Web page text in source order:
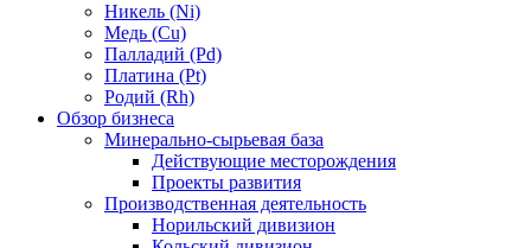
Никель (Ni)
Медь (Cu)
Палладий (Pd)
Платина (Pt)
Родий (Rh)
Обзор бизнеса
Минерально-сырьевая база
Действующие месторождения
Проекты развития
Производственная деятельность
Норильский дивизион